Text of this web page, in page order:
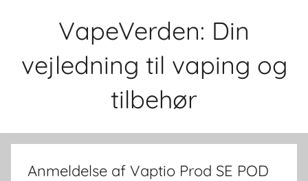
VapeVerden: Din
vejledning til vaping og
tilbehør
Anmeldelse af Vaptio Prod SE POD